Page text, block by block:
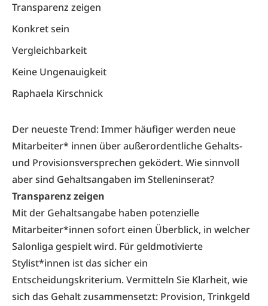
Transparenz zeigen
Konkret sein
Vergleichbarkeit
Keine Ungenauigkeit
Raphaela Kirschnick
Der neueste Trend: Immer häufiger werden neue
Mitarbeiter* innen über außerordentliche Gehalts-
und Provisionsversprechen geködert. Wie sinnvoll
aber sind Gehaltsangaben im Stelleninserat?
Transparenz zeigen
Mit der Gehaltsangabe haben potenzielle
Mitarbeiter*innen sofort einen Überblick, in welcher
Salonliga gespielt wird. Für geldmotivierte
Stylist*innen ist das sicher ein
Entscheidungskriterium. Vermitteln Sie Klarheit, wie
sich das Gehalt zusammensetzt: Provision, Trinkgeld